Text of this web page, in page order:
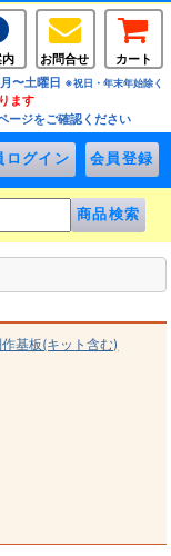
内 お問合せ
カート
〜土曜日 ※祝日・年末年始除く
ます
ージをご確認ください
基板(キット含む)